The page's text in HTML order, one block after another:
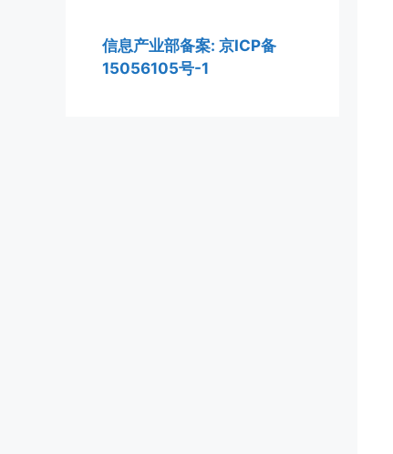
信息产业部备案: 京ICP备
15056105号-1